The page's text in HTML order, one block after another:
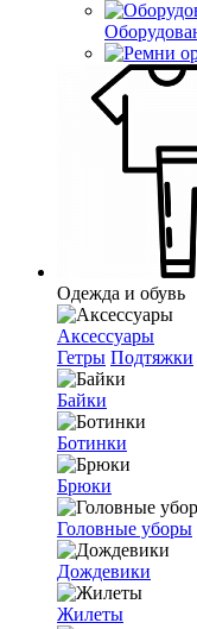
Одежда и обувь
Аксессуары
Гетры Подтяжки
Байки
Ботинки
Брюки
Головные уборы
Дождевики
Жилеты